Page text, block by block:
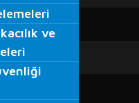
ve
ve